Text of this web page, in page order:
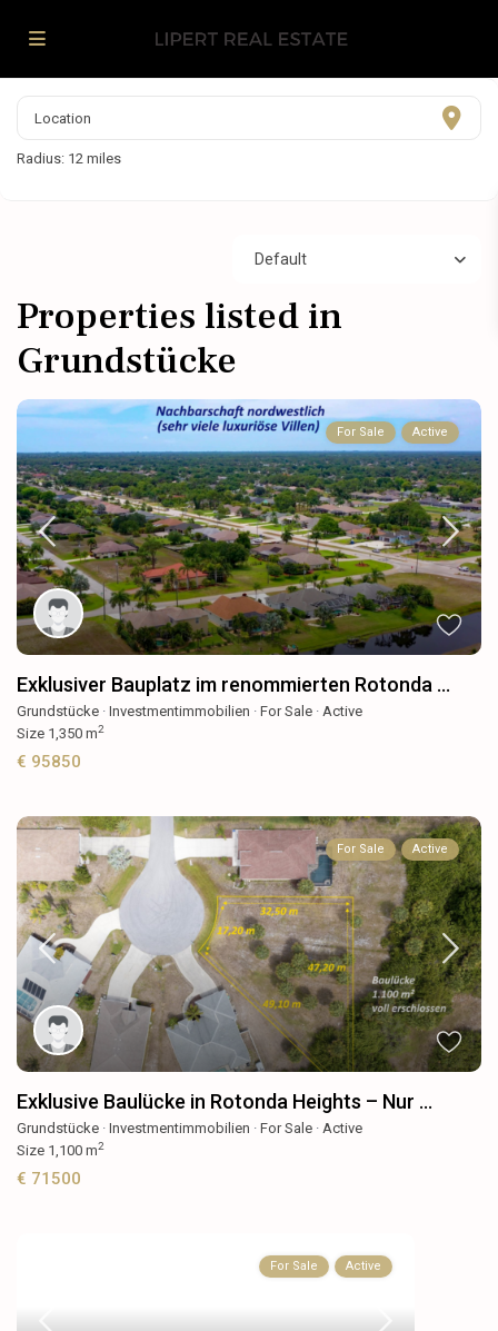
Radius: 12 miles
Default
Properties listed in
Grundstücke
For Sale Active
Exklusiver Bauplatz im renommierten Rotonda ...
Grundstücke ·Investmentimmobilien ·For Sale ·Active
Size 1,350 m2
€ 95850
For Sale Active
Exklusive Baulücke in Rotonda Heights – Nur ...
Grundstücke ·Investmentimmobilien ·For Sale ·Active
Size 1,100 m2
€ 71500
For Sale Active